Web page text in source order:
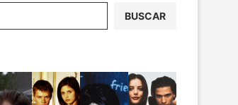
BUSCAR